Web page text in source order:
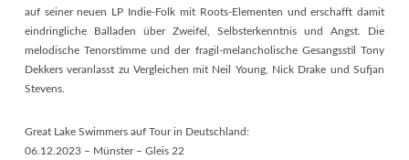
auf seiner neuen LP Indie-Folk mit Roots-Elementen und erschafft damit
eindringliche Balladen über Zweifel, Selbsterkenntnis und Angst. Die
melodische Tenorstimme und der fragil-melancholische Gesangsstil Tony
Dekkers veranlasst zu Vergleichen mit Neil Young, Nick Drake und Sufjan
Stevens.
Great Lake Swimmers auf Tour in Deutschland:
06.12.2023 – Münster – Gleis 22